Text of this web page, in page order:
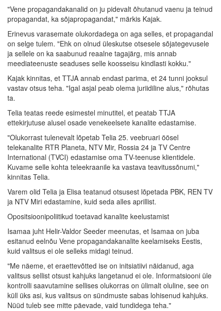
"Vene propagandakanalid on ju pidevalt õhutanud vaenu ja teinud
propagandat, ka sõjapropagandat," märkis Kajak.
Erinevus varasemate olukordadega on aga selles, et propagandal
on selge tulem. "Ehk on olnud üleskutse otsesele sõjategevusele
ja sellele on ka saabunud reaalne tagajärg, mis annab
meediateenuste seaduses selle koosseisu kindlasti kokku."
Kajak kinnitas, et TTJA annab endast parima, et 24 tunni jooksul
vastav otsus teha. "Igal asjal peab olema juriidiline alus," rõhutas
ta.
Telia teatas reede esimestel minutitel, et peatab TTJA
ettekirjutuse alusel osade venekeelsete kanalite edastamise.
"Olukorrast tulenevalt lõpetab Telia 25. veebruari öösel
telekanalite RTR Planeta, NTV Mir, Rossia 24 ja TV Centre
International (TVCI) edastamise oma TV-teenuse klientidele.
Kuvame selle kohta teleekraanile ka vastava teavitussõnumi,"
kinnitas Telia.
Varem olid Telia ja Elisa teatanud otsusest lõpetada PBK, REN TV
ja NTV Miri edastamine, kuid seda alles aprillist.
Opositsioonipoliitikud toetavad kanalite keelustamist
Isamaa juht Helir-Valdor Seeder meenutas, et Isamaa on juba
esitanud eelnõu Vene propagandakanalite keelamiseks Eestis,
kuid valitsus ei ole selleks midagi teinud.
"Me näeme, et eraettevõtted ise on initsiatiivi näidanud, aga
valitsus sellist otsust kahjuks langetanud ei ole. Informatsiooni üle
kontrolli saavutamine sellises olukorras on ülimalt oluline, see on
küll üks asi, kus valitsus on sündmuste sabas lohisenud kahjuks.
Nüüd tuleb see mitte päevade, vaid tundidega teha."